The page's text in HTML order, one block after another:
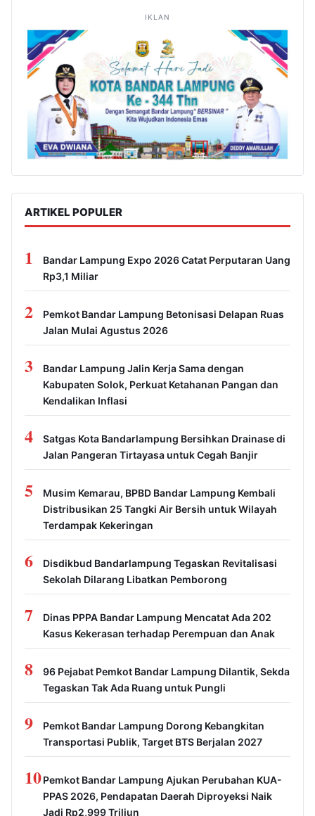
IKLAN
ARTIKEL POPULER
1
Bandar Lampung Expo 2026 Catat Perputaran Uang
Rp3,1 Miliar
2
Pemkot Bandar Lampung Betonisasi Delapan Ruas
Jalan Mulai Agustus 2026
3
Bandar Lampung Jalin Kerja Sama dengan
Kabupaten Solok, Perkuat Ketahanan Pangan dan
Kendalikan Inflasi
4
Satgas Kota Bandarlampung Bersihkan Drainase di
Jalan Pangeran Tirtayasa untuk Cegah Banjir
5
Musim Kemarau, BPBD Bandar Lampung Kembali
Distribusikan 25 Tangki Air Bersih untuk Wilayah
Terdampak Kekeringan
6
Disdikbud Bandarlampung Tegaskan Revitalisasi
Sekolah Dilarang Libatkan Pemborong
7
Dinas PPPA Bandar Lampung Mencatat Ada 202
Kasus Kekerasan terhadap Perempuan dan Anak
8
96 Pejabat Pemkot Bandar Lampung Dilantik, Sekda
Tegaskan Tak Ada Ruang untuk Pungli
9
Pemkot Bandar Lampung Dorong Kebangkitan
Transportasi Publik, Target BTS Berjalan 2027
10Pemkot Bandar Lampung Ajukan Perubahan KUA-
PPAS 2026, Pendapatan Daerah Diproyeksi Naik
Jadi Rp2,999 Triliun